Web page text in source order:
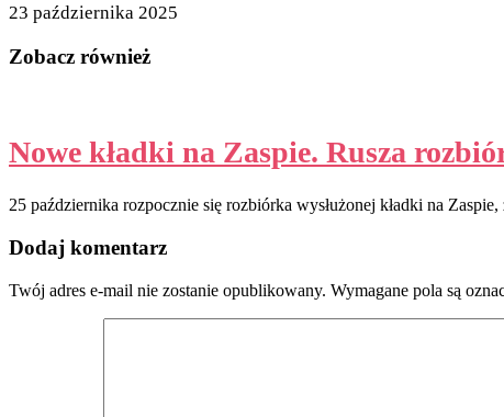
23 października 2025
Zobacz również
Nowe kładki na Zaspie. Rusza
25 października rozpocznie się rozbiórka wysłużonej kładki na
Dodaj komentarz
Twój adres e-mail nie zostanie opublikowany. Wymagane pola są